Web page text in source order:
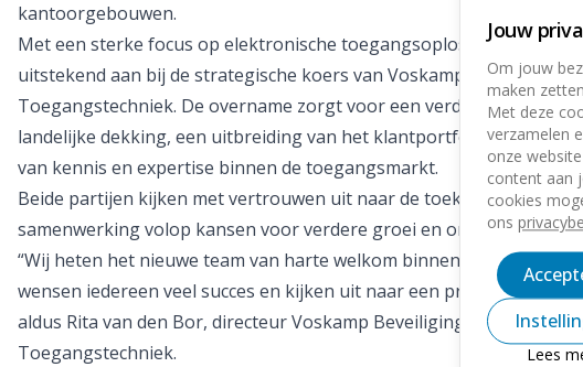
kantoorgebouwen.
Met een sterke focus op elektronische toegangsoplossingen sluit
uitstekend aan bij de strategische koers van Voskamp
Toegangstechniek. De overname zorgt voor een verdere
landelijke dekking, een uitbreiding van het klantportfolio en een
van kennis en expertise binnen de toegangsmarkt.
Beide partijen kijken met vertrouwen uit naar de toekomst en zien
samenwerking volop kansen voor verdere groei en ontwikkeling.
“Wij heten het nieuwe team van harte welkom binnen de Voskamp
wensen iedereen veel succes en kijken uit naar een prettige
aldus Rita van den Bor, directeur Voskamp Beveiligingstechniek &
Toegangstechniek.
Jouw
Om jouw
maken
Met deze
verzamelen
onze
content aan
cookies
ons
Lees